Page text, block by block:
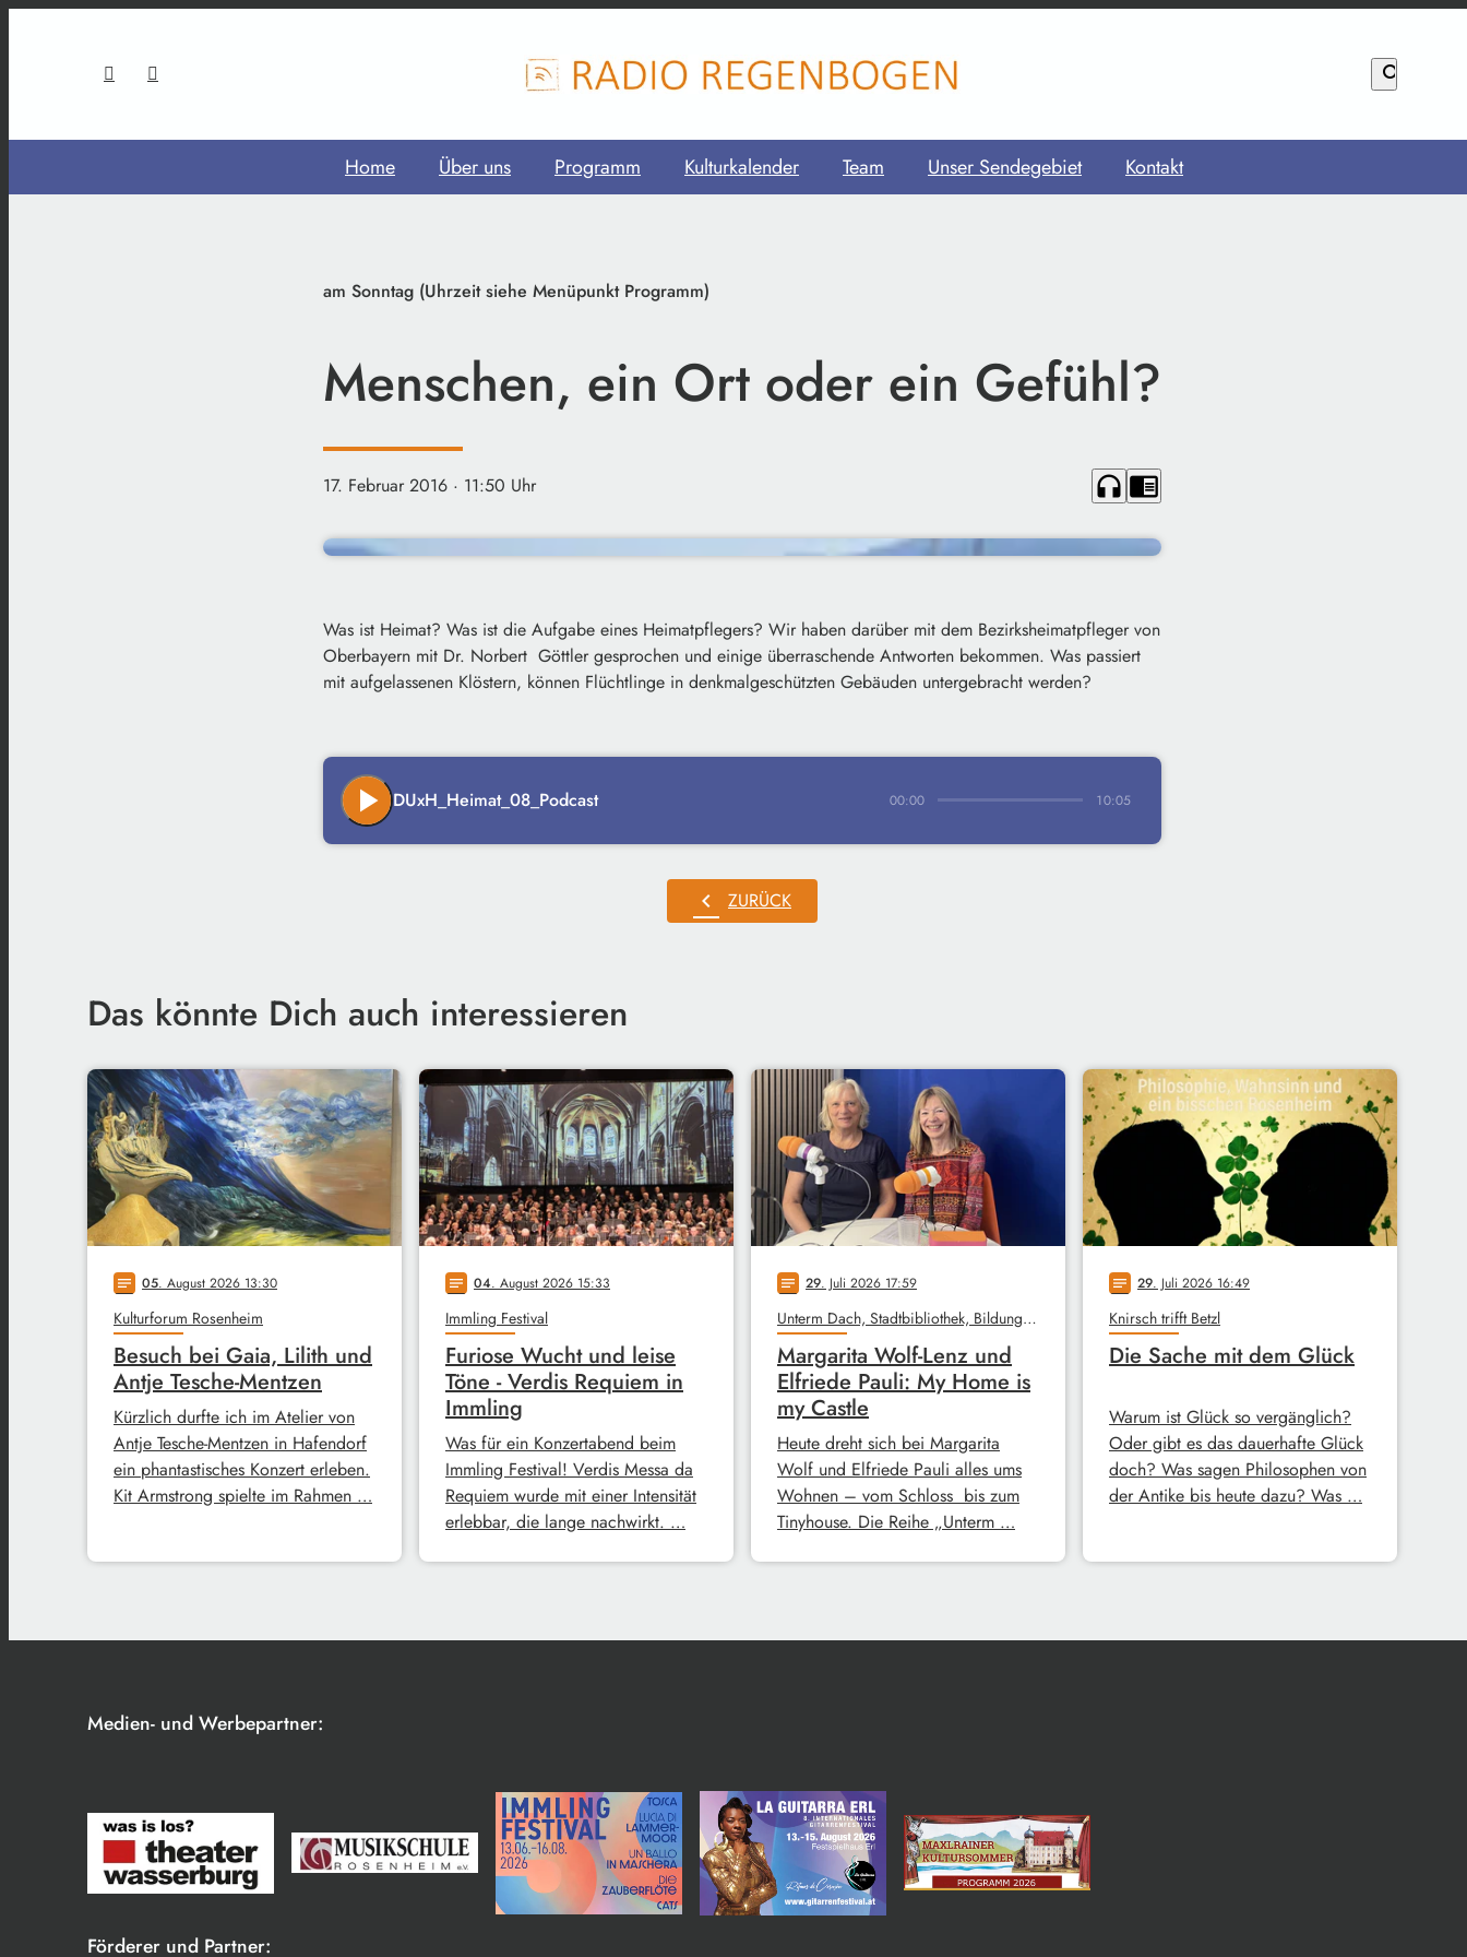
search
Home Über uns Programm Kulturkalender Team Unser Sendegebiet Kontakt
am Sonntag (Uhrzeit siehe Menüpunkt Programm)
Menschen, ein Ort oder ein Gefühl?
17. Februar 2016 · 11:50 Uhr headphones chrome_reader_mode
Was ist Heimat? Was ist die Aufgabe eines Heimatpflegers? Wir haben darüber mit dem Bezirksheimatpfleger von
Oberbayern mit Dr. Norbert Göttler gesprochen und einige überraschende Antworten bekommen. Was passiert
mit aufgelassenen Klöstern, können Flüchtlinge in denkmalgeschützten Gebäuden untergebracht werden?
play_arrow DUxH_Heimat_08_Podcast 00:00 10:05
chevron_left ZURÜCK
Das könnte Dich auch interessieren
notes 05. August 2026 13:30
Kulturforum Rosenheim
Besuch bei Gaia, Lilith und
Antje Tesche-Mentzen
Kürzlich durfte ich im Atelier von
Antje Tesche-Mentzen in Hafendorf
ein phantastisches Konzert erleben.
Kit Armstrong spielte im Rahmen …
notes 04. August 2026 15:33
Immling Festival
Furiose Wucht und leise
Töne - Verdis Requiem in
Immling
Was für ein Konzertabend beim
Immling Festival! Verdis Messa da
Requiem wurde mit einer Intensität
erlebbar, die lange nachwirkt. …
notes 29. Juli 2026 17:59
Unterm Dach, Stadtbibliothek, Bildungswerk
Margarita Wolf-Lenz und
Elfriede Pauli: My Home is
my Castle
Heute dreht sich bei Margarita
Wolf und Elfriede Pauli alles ums
Wohnen – vom Schloss bis zum
Tinyhouse. Die Reihe „Unterm …
notes 29. Juli 2026 16:49
Knirsch trifft Betzl
Die Sache mit dem Glück
Warum ist Glück so vergänglich?
Oder gibt es das dauerhafte Glück
doch? Was sagen Philosophen von
der Antike bis heute dazu? Was …
Medien- und Werbepartner:
Förderer und Partner: